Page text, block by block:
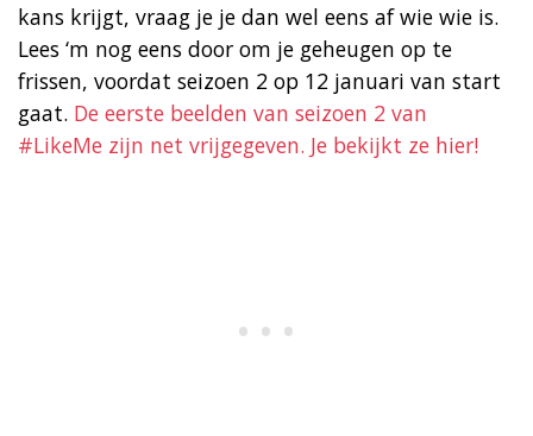
kans krijgt, vraag je je dan wel eens af wie wie is.
Lees ‘m nog eens door om je geheugen op te
frissen, voordat seizoen 2 op 12 januari van start
gaat. De eerste beelden van seizoen 2 van
#LikeMe zijn net vrijgegeven. Je bekijkt ze hier!